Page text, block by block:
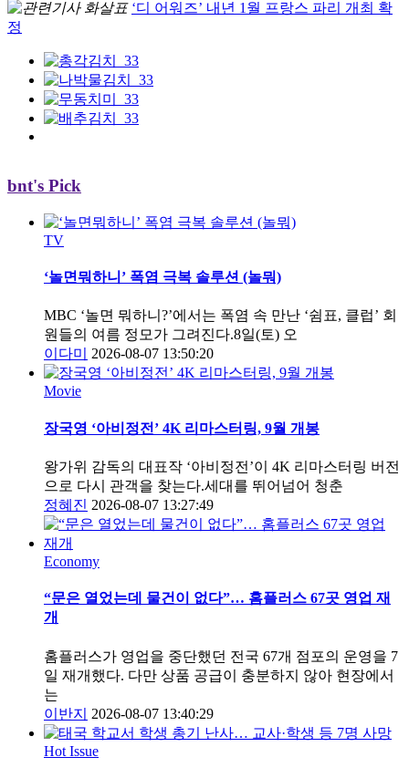
‘디 어워즈’ 내년 1월 프랑스 파리 개최 확
정
bnt's Pick
TV
‘놀면뭐하니’ 폭염 극복 솔루션 (놀뭐)
MBC ‘놀면 뭐하니?’에서는 폭염 속 만난 ‘쉼표, 클럽’ 회
원들의 여름 정모가 그려진다.8일(토) 오
이다미
2026-08-07 13:50:20
Movie
장국영 ‘아비정전’ 4K 리마스터링, 9월 개봉
왕가위 감독의 대표작 ‘아비정전’이 4K 리마스터링 버전
으로 다시 관객을 찾는다.세대를 뛰어넘어 청춘
정혜진 2026-08-07 13:27:49
Economy
“문은 열었는데 물건이 없다”… 홈플러스 67곳 영업 재
개
홈플러스가 영업을 중단했던 전국 67개 점포의 운영을 7
일 재개했다. 다만 상품 공급이 충분하지 않아 현장에서
는
이반지
2026-08-07 13:40:29
Hot Issue